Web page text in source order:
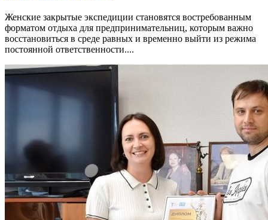
Женские закрытые экспедиции становятся востребованным
форматом отдыха для предпринимательниц, которым важно
восстановиться в среде равных и временно выйти из режима
постоянной ответственности....